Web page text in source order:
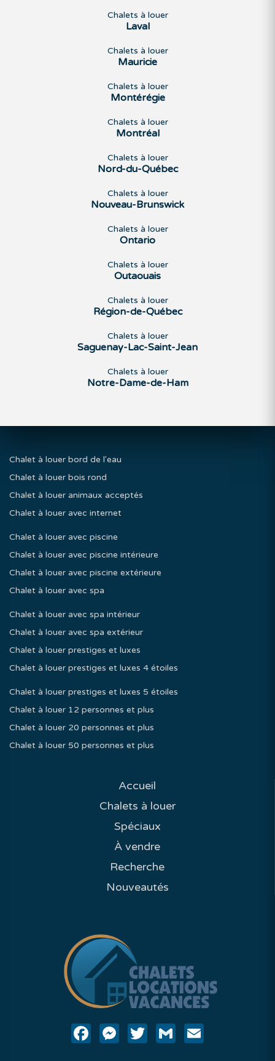
Chalets à louer
Laval
Chalets à louer
Mauricie
Chalets à louer
Montérégie
Chalets à louer
Montréal
Chalets à louer
Nord-du-Québec
Chalets à louer
Nouveau-Brunswick
Chalets à louer
Ontario
Chalets à louer
Outaouais
Chalets à louer
Région-de-Québec
Chalets à louer
Saguenay-Lac-Saint-Jean
Chalets à louer
Notre-Dame-de-Ham
Chalet à louer bord de l'eau
Chalet à louer bois rond
Chalet à louer animaux acceptés
Chalet à louer avec internet
Chalet à louer avec piscine
Chalet à louer avec piscine intérieure
Chalet à louer avec piscine extérieure
Chalet à louer avec spa
Chalet à louer avec spa intérieur
Chalet à louer avec spa extérieur
Chalet à louer prestiges et luxes
Chalet à louer prestiges et luxes 4 étoiles
Chalet à louer prestiges et luxes 5 étoiles
Chalet à louer 12 personnes et plus
Chalet à louer 20 personnes et plus
Chalet à louer 50 personnes et plus
Accueil
Chalets à louer
Spéciaux
À vendre
Recherche
Nouveautés
FacebookMessenger
Twitter Gmail